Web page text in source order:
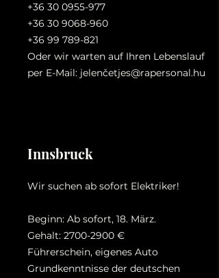
+36 30 0955-977
+36 30 9068-960
+36 99 789-821
Oder wir warten auf Ihren Lebenslauf
per E-Mail: jelenčetjes@rapersonal.hu
Innsbruck
Wir suchen ab sofort Elektriker!
Beginn: Ab sofort, 18. März.
Gehalt: 2700-2900 €
Führerschein, eigenes Auto
Grundkenntnisse der deutschen